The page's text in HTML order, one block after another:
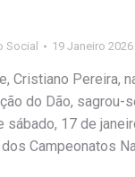
Social 19 Janeiro 2026
Cristiano Pereira,
do Dão, sagrou-
17 de
Campeonatos